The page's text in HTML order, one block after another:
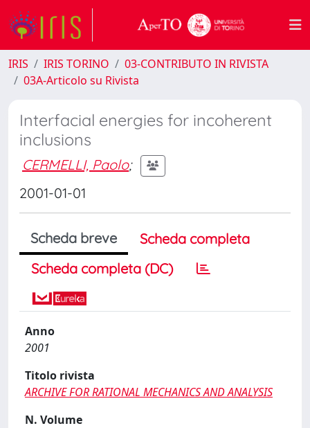
IRIS IRIS TORINO
03-CONTRIBUTO IN RIVISTA
03A-Articolo su Rivista
Interfacial energies for incoherent
inclusions
CERMELLI, Paolo;
2001-01-01
Scheda breve
Scheda completa
Scheda completa (DC)
Anno
2001
Titolo rivista
ARCHIVE FOR RATIONAL MECHANICS AND ANALYSIS
N. Volume